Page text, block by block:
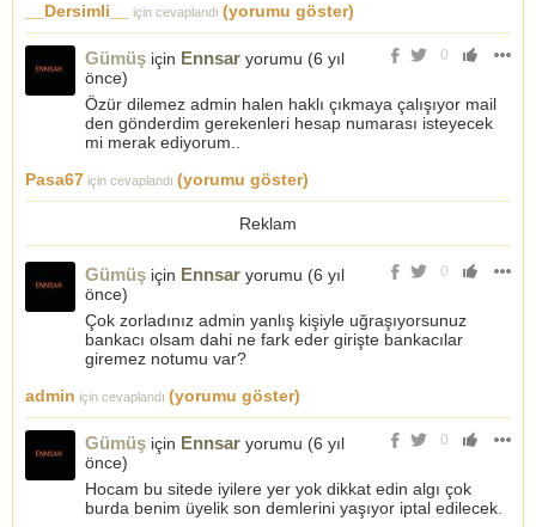
__Dersimli__
için cevaplandı (yorumu göster)
0
Gümüş için Ennsar yorumu (6 yıl
önce)
Özür dilemez admin halen haklı çıkmaya çalışıyor mail
den gönderdim gerekenleri hesap numarası isteyecek
mi merak ediyorum..
Pasa67 için cevaplandı (yorumu göster)
Reklam
0
Gümüş için Ennsar yorumu (6 yıl
önce)
Çok zorladınız admin yanlış kişiyle uğraşıyorsunuz
bankacı olsam dahi ne fark eder girişte bankacılar
giremez notumu var?
admin için cevaplandı (yorumu göster)
0
Gümüş için Ennsar yorumu (6 yıl
önce)
Hocam bu sitede iyilere yer yok dikkat edin algı çok
burda benim üyelik son demlerini yaşıyor iptal edilecek.